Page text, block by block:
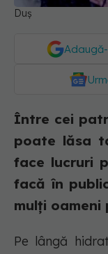
Duș
Între cei
poate lăsa
face lucruri
facă în
mulți oameni
Pe lângă